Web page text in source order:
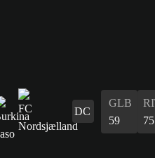
DC
GLB
59
75